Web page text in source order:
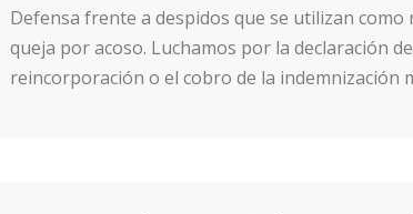
Defensa frente a despidos que se utilizan
queja por acoso. Luchamos por la declaración
reincorporación o el cobro de la indemnización